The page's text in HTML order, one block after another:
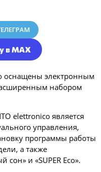
в MAX
оснащены электронным
набором
elettronico является
управления,
программы работы
а также
и «SUPER Eco».